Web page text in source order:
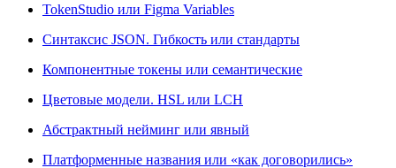
TokenStudio или Figma Variables
Синтаксис JSON. Гибкость или стандарты
Компонентные токены или семантические
Цветовые модели. HSL или LCH
Абстрактный нейминг или явный
Платформенные названия или «как договорились»